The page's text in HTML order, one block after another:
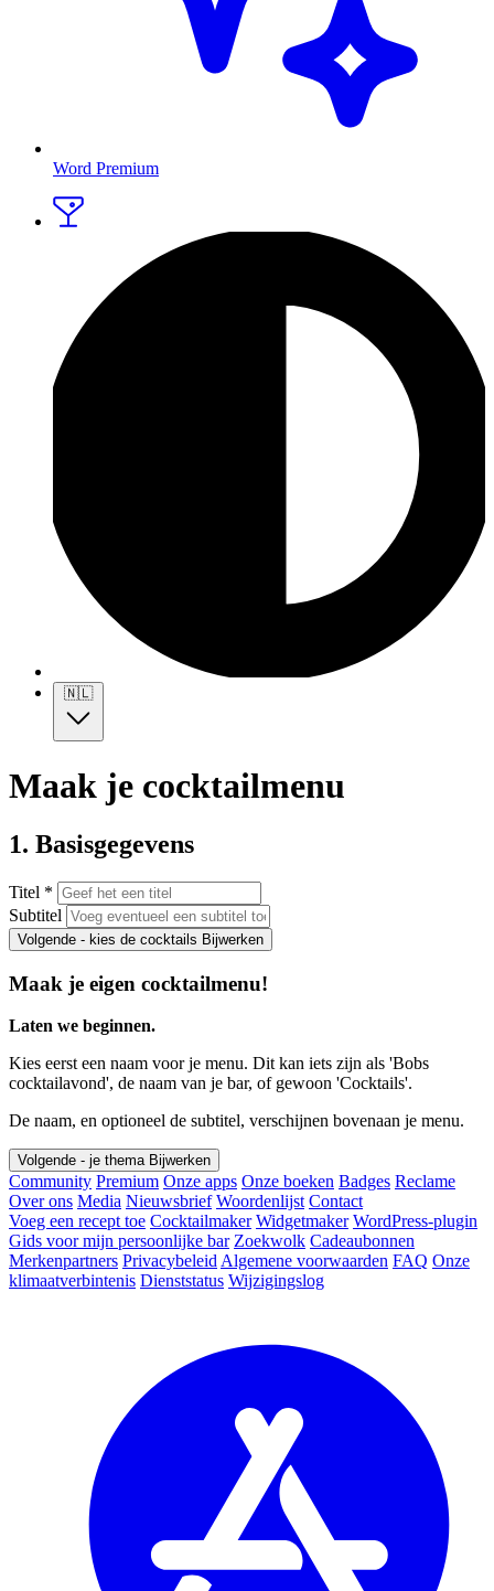
Word Premium
🇳🇱
Maak je cocktailmenu
1. Basisgegevens
Titel *
Subtitel
Volgende - kies de cocktails Bijwerken
Maak je eigen cocktailmenu!
Laten we beginnen.
Kies eerst een naam voor je menu. Dit kan iets zijn als 'Bobs
cocktailavond', de naam van je bar, of gewoon 'Cocktails'.
De naam, en optioneel de subtitel, verschijnen bovenaan je menu.
Volgende - je thema Bijwerken
Community Premium Onze apps Onze boeken Badges Reclame
Over ons Media Nieuwsbrief Woordenlijst Contact
Voeg een recept toe Cocktailmaker Widgetmaker WordPress-plugin
Gids voor mijn persoonlijke bar Zoekwolk Cadeaubonnen
Merkenpartners Privacybeleid Algemene voorwaarden FAQ Onze
klimaatverbintenis Dienststatus Wijzigingslog